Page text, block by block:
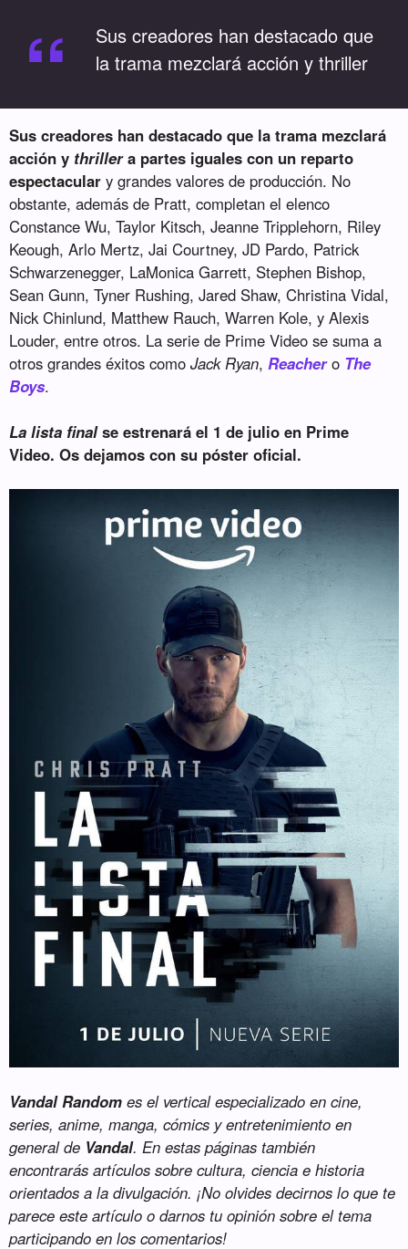
“
Sus creadores han destacado que
la trama mezclará acción y thriller
Sus creadores han destacado que la trama mezclará
acción y thrillera partes iguales con un reparto
espectacular y grandes valores de producción. No
obstante, además de Pratt, completan el elenco
Constance Wu, Taylor Kitsch, Jeanne Tripplehorn, Riley
Keough, Arlo Mertz, Jai Courtney, JD Pardo, Patrick
Schwarzenegger, LaMonica Garrett, Stephen Bishop,
Sean Gunn, Tyner Rushing, Jared Shaw, Christina Vidal,
Nick Chinlund, Matthew Rauch, Warren Kole, y Alexis
Louder, entre otros. La serie de Prime Video se suma a
otros grandes éxitos comoJack Ryan,Reachero The
Boys.
La lista finalse estrenará el 1 de julio en Prime
Video. Os dejamos con su póster oficial.
Vandal Random es el vertical especializado en cine,
series, anime, manga, cómics y entretenimiento en
general de Vandal. En estas páginas también
encontrarás artículos sobre cultura, ciencia e historia
orientados a la divulgación. ¡No olvides decirnos lo que te
parece este artículo o darnos tu opinión sobre el tema
participando en los comentarios!